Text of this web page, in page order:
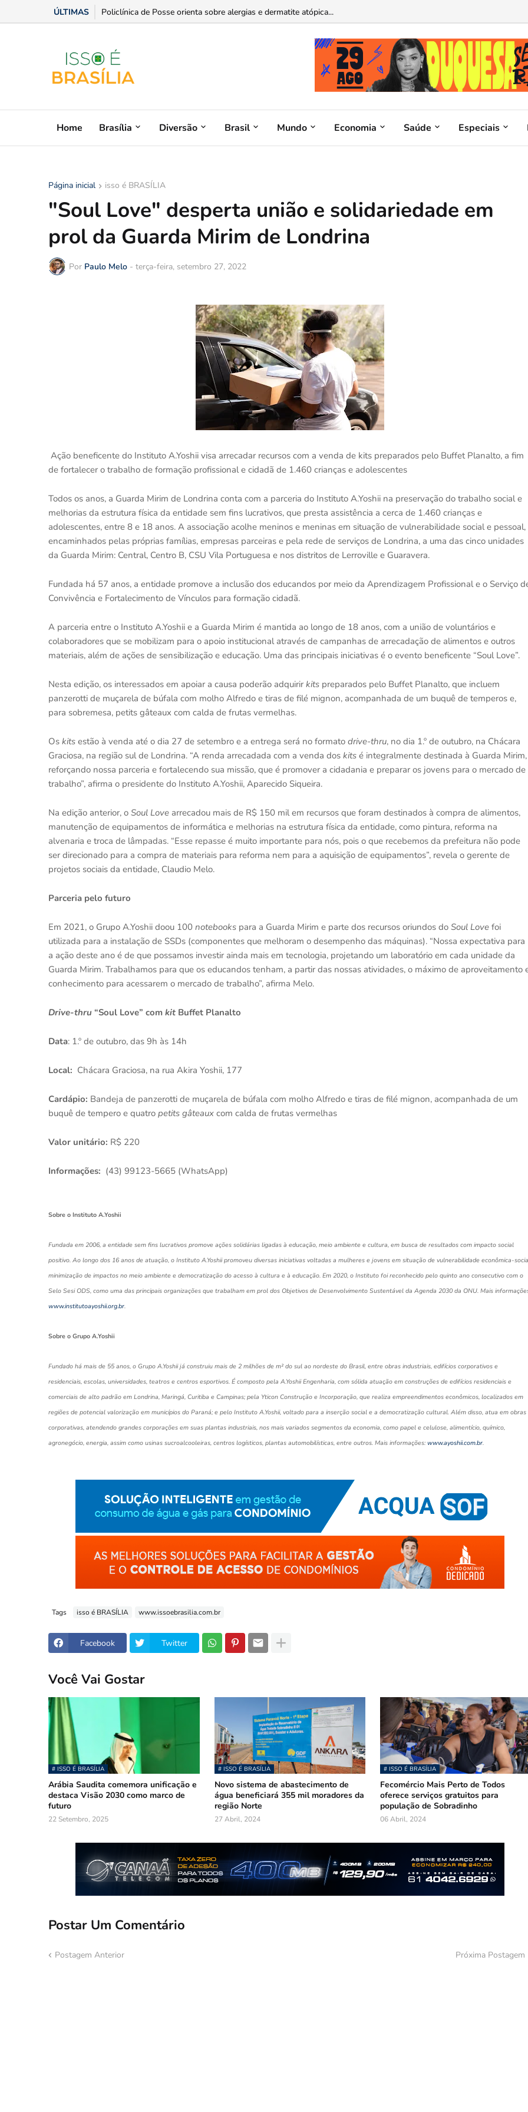
ÚLTIMAS Senior anuncia o primeiro ERP da América Latina operável por ChatGPT e Claude...
Home Brasília Diversão Brasil Mundo Economia Saúde Especiais
Página inicial isso é BRASÍLIA
"Soul Love" desperta união e solidariedade em
prol da Guarda Mirim de Londrina
Por Paulo Melo - terça-feira, setembro 27, 2022
Ação beneficente do Instituto A.Yoshii visa arrecadar recursos com a venda de kits preparados pelo Buffet Planalto, a fim
de fortalecer o trabalho de formação profissional e cidadã de 1.460 crianças e adolescentes
Todos os anos, a Guarda Mirim de Londrina conta com a parceria do Instituto A.Yoshii na preservação do trabalho social e
melhorias da estrutura física da entidade sem fins lucrativos, que presta assistência a cerca de 1.460 crianças e
adolescentes, entre 8 e 18 anos. A associação acolhe meninos e meninas em situação de vulnerabilidade social e pessoal,
encaminhados pelas próprias famílias, empresas parceiras e pela rede de serviços de Londrina, a uma das cinco unidades
da Guarda Mirim: Central, Centro B, CSU Vila Portuguesa e nos distritos de Lerroville e Guaravera.
Fundada há 57 anos, a entidade promove a inclusão dos educandos por meio da Aprendizagem Profissional e o Serviço
Convivência e Fortalecimento de Vínculos para formação cidadã.
A parceria entre o Instituto A.Yoshii e a Guarda Mirim é mantida ao longo de 18 anos, com a união de voluntários e
colaboradores que se mobilizam para o apoio institucional através de campanhas de arrecadação de alimentos e outros
materiais, além de ações de sensibilização e educação. Uma das principais iniciativas é o evento beneficente “Soul Love”.
Nesta edição, os interessados em apoiar a causa poderão adquirir kits preparados pelo Buffet Planalto, que incluem
panzerotti de muçarela de búfala com molho Alfredo e tiras de filé mignon, acompanhada de um buquê de temperos e,
para sobremesa, petits gâteaux com calda de frutas vermelhas.
Os kits estão à venda até o dia 27 de setembro e a entrega será no formato drive-thru, no dia 1.º de outubro, na Chácara
Graciosa, na região sul de Londrina. “A renda arrecadada com a venda dos kits é integralmente destinada à Guarda Mirim,
reforçando nossa parceria e fortalecendo sua missão, que é promover a cidadania e preparar os jovens para o mercado de
trabalho”, afirma o presidente do Instituto A.Yoshii, Aparecido Siqueira.
Na edição anterior, o Soul Love arrecadou mais de R$ 150 mil em recursos que foram destinados à compra de alimentos,
manutenção de equipamentos de informática e melhorias na estrutura física da entidade, como pintura, reforma na
alvenaria e troca de lâmpadas. “Esse repasse é muito importante para nós, pois o que recebemos da prefeitura não pode
ser direcionado para a compra de materiais para reforma nem para a aquisição de equipamentos”, revela o gerente de
projetos sociais da entidade, Claudio Melo.
Parceria pelo futuro
Em 2021, o Grupo A.Yoshii doou 100 notebooks para a Guarda Mirim e parte dos recursos oriundos do Soul Love foi
utilizada para a instalação de SSDs (componentes que melhoram o desempenho das máquinas). “Nossa expectativa para
a ação deste ano é de que possamos investir ainda mais em tecnologia, projetando um laboratório em cada unidade da
Guarda Mirim. Trabalhamos para que os educandos tenham, a partir das nossas atividades, o máximo de aproveitamento
conhecimento para acessarem o mercado de trabalho”, afirma Melo.
Drive-thru “Soul Love” com kit Buffet Planalto
Data: 1.º de outubro, das 9h às 14h
Local: Chácara Graciosa, na rua Akira Yoshii, 177
Cardápio: Bandeja de panzerotti de muçarela de búfala com molho Alfredo e tiras de filé mignon, acompanhada de um
buquê de tempero e quatro petits gâteaux com calda de frutas vermelhas
Valor unitário: R$ 220
Informações: (43) 99123-5665 (WhatsApp)
Sobre o Instituto A.Yoshii
Fundada em 2006, a entidade sem fins lucrativos promove ações solidárias ligadas à educação, meio ambiente e cultura, em busca de resultados com impacto social
positivo. Ao longo dos 16 anos de atuação, o Instituto A.Yoshii promoveu diversas iniciativas voltadas a mulheres e jovens em situação de vulnerabilidade econômica-
minimização de impactos no meio ambiente e democratização do acesso à cultura e à educação. Em 2020, o Instituto foi reconhecido pelo quinto ano consecutivo com o
Selo Sesi ODS, como uma das principais organizações que trabalham em prol dos Objetivos de Desenvolvimento Sustentável da Agenda 2030 da ONU. Mais
www.institutoayoshii.org.br.
Sobre o Grupo A.Yoshii
Fundado há mais de 55 anos, o Grupo A.Yoshii já construiu mais de 2 milhões de m² do sul ao nordeste do Brasil, entre obras industriais, edifícios corporativos e
residenciais, escolas, universidades, teatros e centros esportivos. É composto pela A.Yoshii Engenharia, com sólida atuação em construções de edifícios residenciais e
comerciais de alto padrão em Londrina, Maringá, Curitiba e Campinas; pela Yticon Construção e Incorporação, que realiza empreendimentos econômicos, localizados em
regiões de potencial valorização em municípios do Paraná; e pelo Instituto A.Yoshii, voltado para a inserção social e a democratização cultural. Além disso, atua em obras
corporativas, atendendo grandes corporações em suas plantas industriais, nos mais variados segmentos da economia, como papel e celulose, alimentício, químico,
agronegócio, energia, assim como usinas sucroalcooleiras, centros logísticos, plantas automobilísticas, entre outros. Mais informações: www.ayoshii.com.br.
Tags isso é BRASÍLIA www.issoebrasilia.com.br
Facebook Twitter
Você Vai Gostar
# ISSO É BRASÍLIA
Arábia Saudita comemora unificação e
destaca Visão 2030 como marco de
futuro
22 Setembro, 2025
# ISSO É BRASÍLIA
Novo sistema de abastecimento de
água beneficiará 355 mil moradores da
região Norte
27 Abril, 2024
# ISSO É BRASÍLIA
Fecomércio Mais Perto de Todos
oferece serviços gratuitos para
população de Sobradinho
06 Abril, 2024
Postar Um Comentário
Postagem Anterior Próxima Postagem